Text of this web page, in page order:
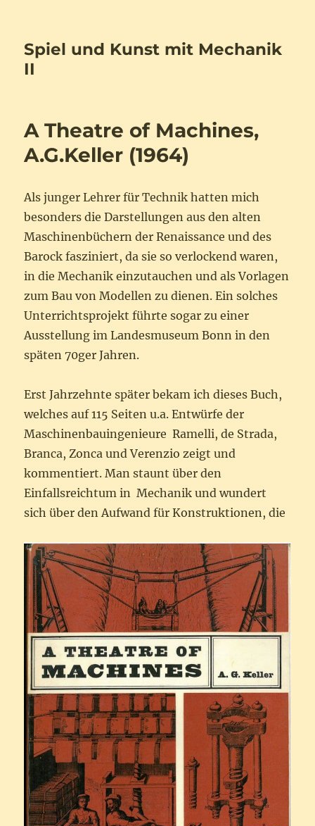
Spiel und Kunst mit Mechanik
II
A Theatre of Machines,
A.G.Keller (1964)
Als junger Lehrer für Technik hatten mich
besonders die Darstellungen aus den alten
Maschinenbüchern der Renaissance und des
Barock fasziniert, da sie so verlockend waren,
in die Mechanik einzutauchen und als Vorlagen
zum Bau von Modellen zu dienen. Ein solches
Unterrichtsprojekt führte sogar zu einer
Ausstellung im Landesmuseum Bonn in den
späten 70ger Jahren.
Erst Jahrzehnte später bekam ich dieses Buch,
welches auf 115 Seiten u.a. Entwürfe der
Maschinenbauingenieure Ramelli, de Strada,
Branca, Zonca und Verenzio zeigt und
kommentiert. Man staunt über den
Einfallsreichtum in Mechanik und wundert
sich über den Aufwand für Konstruktionen, die